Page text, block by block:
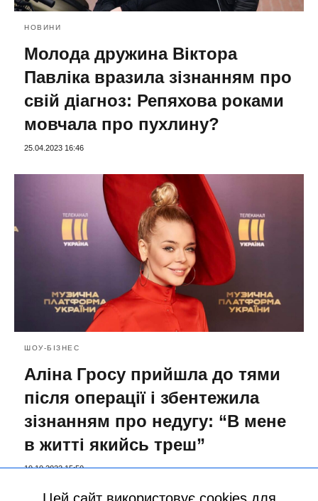
НОВИНИ
Молода дружина Віктора
Павліка вразила зізнанням про
свій діагноз: Репяхова роками
мовчала про пухлину?
25.04.2023 16:46
ШОУ-БІЗНЕС
Аліна Гросу прийшла до тями
після операції і збентежила
зізнанням про недугу: “В мене
в житті якийсь треш”
19.10.2022 15:50